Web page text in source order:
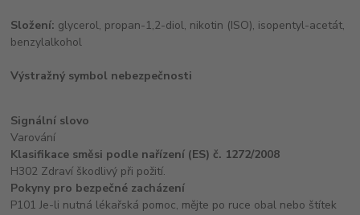
Složení: glycerol, propan-1,2-diol, nikotin (ISO), isopentyl-acetát,
benzylalkohol
Výstražný symbol nebezpečnosti
Signální slovo
Varování
Klasifikace směsi podle nařízení (ES) č. 1272/2008
H302 Zdraví škodlivý při požití.
Pokyny pro bezpečné zacházení
P101 Je-li nutná lékařská pomoc, mějte po ruce obal nebo štítek